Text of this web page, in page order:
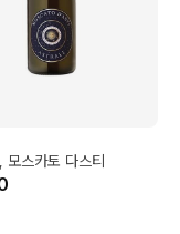
모스카토 다스티